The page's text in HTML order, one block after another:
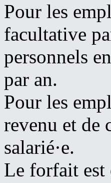
Pour les
facultative
personnels
par an.
Pour les
revenu et de
salarié·e.
Le forfait est